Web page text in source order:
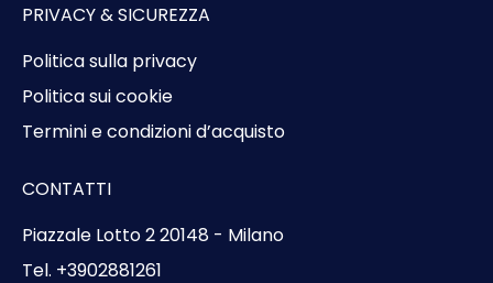
PRIVACY & SICUREZZA
Politica sulla privacy
Politica sui cookie
Termini e condizioni d’acquisto
CONTATTI
Piazzale Lotto 2 20148 - Milano
Tel. +3902881261